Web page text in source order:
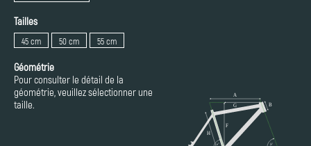
Tailles
45 cm 50 cm 55 cm
Géométrie
Pour consulter le détail de la
géométrie, veuillez sélectionner une
taille.